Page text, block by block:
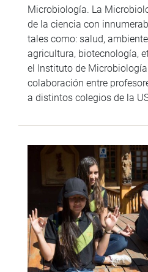
Microbiología. La
de la ciencia con
tales como: salud,
agricultura, biotecnología,
el Instituto de
colaboración entre
a distintos colegios de la